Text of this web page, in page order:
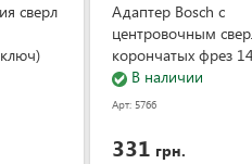
сверл
Адаптер Bosch с
центровочным
корончатых фрез
(2609390586)
В наличии
Арт: 5766
331 грн.